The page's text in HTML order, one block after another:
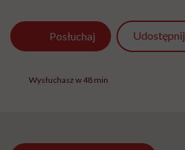
Posłuchaj Udostępnij
Wysłuchasz w 48 min